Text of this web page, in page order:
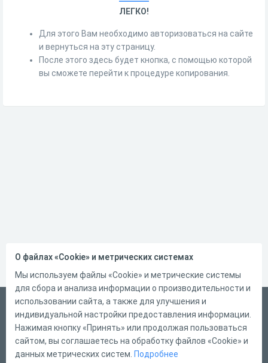
ЛЕГКО!
Для этого Вам необходимо авторизоваться на сайте
и вернуться на эту страницу.
После этого здесь будет кнопка, с помощью которой
вы сможете перейти к процедуре копирования.
Русский
Справка
Форма обратной связи
О файлах «Cookie» и метрических системах
Мы используем файлы «Cookie» и метрические системы
для сбора и анализа информации о производительности и
использовании сайта, а также для улучшения и
индивидуальной настройки предоставления информации.
Нажимая кнопку «Принять» или продолжая пользоваться
сайтом, вы соглашаетесь на обработку файлов «Cookie» и
данных метрических систем. Подробнее